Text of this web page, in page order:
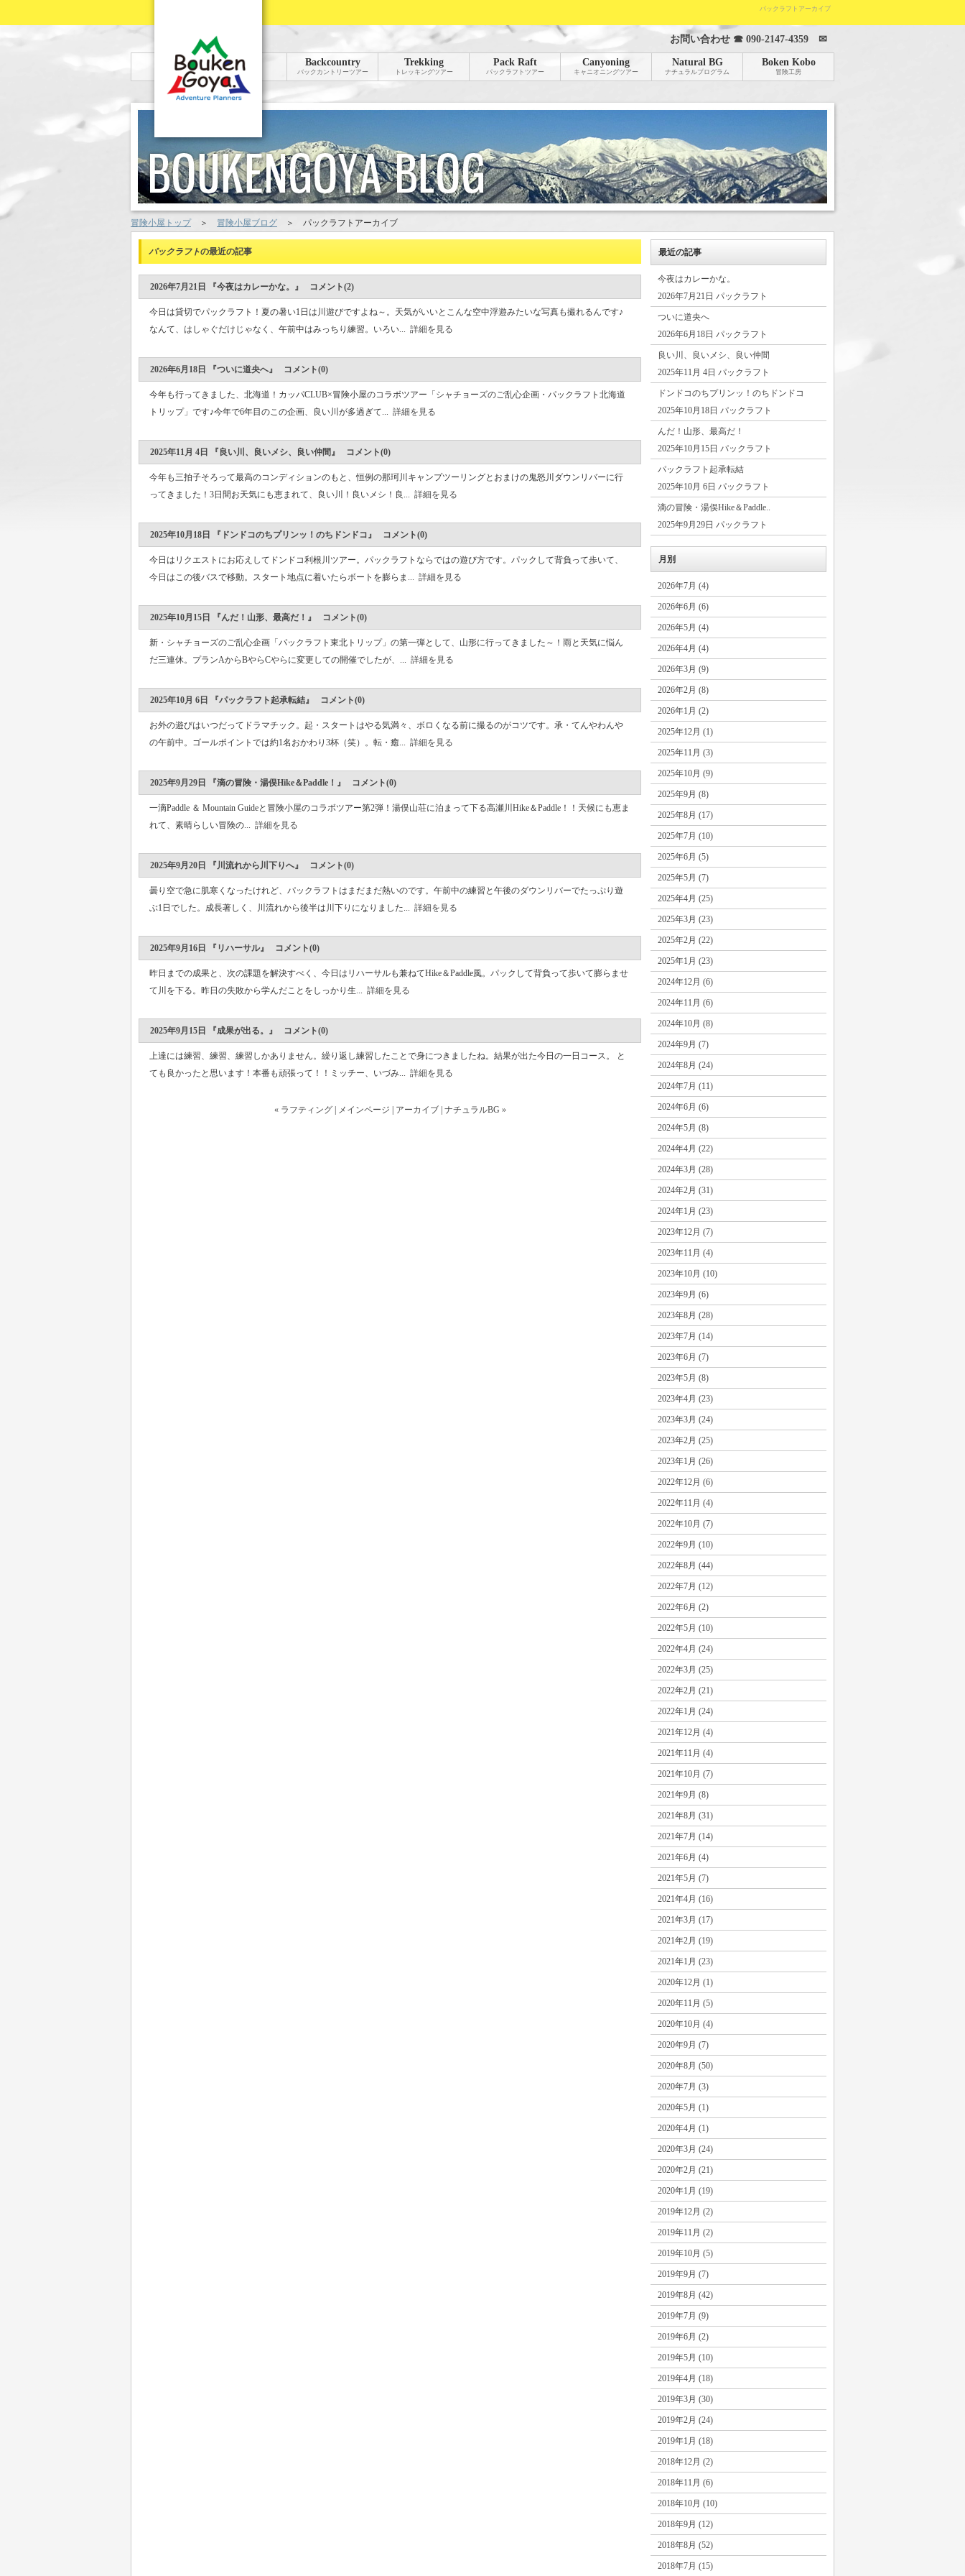
パックラフトアーカイブ
お問い合わせ ☎ 090-2147-4359 ✉
Backcountry
バックカントリーツアー
Trekking
トレッキングツアー
Pack Raft
パックラフトツアー
Canyoning
キャニオニングツアー
Natural BG
ナチュラルプログラム
Boken Kobo
冒険工房
冒険小屋トップ＞ 冒険小屋ブログ ＞ パックラフトアーカイブ
パックラフトの最近の記事
2026年7月21日 『今夜はカレーかな。』 コメント(2)
今日は貸切でパックラフト！夏の暑い1日は川遊びですよね～。天気がいいとこんな空中浮遊みたいな写真も撮れるんです♪
なんて、はしゃぐだけじゃなく、午前中はみっちり練習。いろい... 詳細を見る
2026年6月18日 『ついに道央へ』 コメント(0)
今年も行ってきました、北海道！カッパCLUB×冒険小屋のコラボツアー「シャチョーズのご乱心企画・パックラフト北海道
トリップ」です♪今年で6年目のこの企画、良い川が多過ぎて... 詳細を見る
2025年11月 4日 『良い川、良いメシ、良い仲間』 コメント(0)
今年も三拍子そろって最高のコンディションのもと、恒例の那珂川キャンプツーリングとおまけの鬼怒川ダウンリバーに行
ってきました！3日間お天気にも恵まれて、良い川！良いメシ！良... 詳細を見る
2025年10月18日 『ドンドコのちプリンッ！のちドンドコ』 コメント(0)
今日はリクエストにお応えしてドンドコ利根川ツアー。パックラフトならではの遊び方です。パックして背負って歩いて、
今日はこの後バスで移動。スタート地点に着いたらボートを膨らま... 詳細を見る
2025年10月15日 『んだ！山形、最高だ！』 コメント(0)
新・シャチョーズのご乱心企画「パックラフト東北トリップ」の第一弾として、山形に行ってきました～！雨と天気に悩ん
だ三連休。プランAからBやらCやらに変更しての開催でしたが、... 詳細を見る
2025年10月 6日 『パックラフト起承転結』 コメント(0)
お外の遊びはいつだってドラマチック。起・スタートはやる気満々、ボロくなる前に撮るのがコツです。承・てんやわんや
の午前中。ゴールポイントでは約1名おかわり3杯（笑）。転・癒... 詳細を見る
2025年9月29日 『滴の冒険・湯俣Hike＆Paddle！』 コメント(0)
一滴Paddle ＆ Mountain Guideと冒険小屋のコラボツアー第2弾！湯俣山荘に泊まって下る高瀬川Hike＆Paddle！！天候にも恵ま
れて、素晴らしい冒険の... 詳細を見る
2025年9月20日 『川流れから川下りへ』 コメント(0)
曇り空で急に肌寒くなったけれど、パックラフトはまだまだ熱いのです。午前中の練習と午後のダウンリバーでたっぷり遊
ぶ1日でした。成長著しく、川流れから後半は川下りになりました... 詳細を見る
2025年9月16日 『リハーサル』 コメント(0)
昨日までの成果と、次の課題を解決すべく、今日はリハーサルも兼ねてHike＆Paddle風。パックして背負って歩いて膨らませ
て川を下る。昨日の失敗から学んだことをしっかり生... 詳細を見る
2025年9月15日 『成果が出る。』 コメント(0)
上達には練習、練習、練習しかありません。繰り返し練習したことで身につきましたね。結果が出た今日の一日コース。 と
ても良かったと思います！本番も頑張って！！ミッチー、いづみ... 詳細を見る
« ラフティング| メインページ アーカイブ| ナチュラルBG »
最近の記事
今夜はカレーかな。
2026年7月21日 パックラフト
ついに道央へ
2026年6月18日 パックラフト
良い川、良いメシ、良い仲間
2025年11月 4日 パックラフト
ドンドコのちプリンッ！のちドンドコ
2025年10月18日 パックラフト
んだ！山形、最高だ！
2025年10月15日 パックラフト
パックラフト起承転結
2025年10月 6日 パックラフト
滴の冒険・湯俣Hike＆Paddle..
2025年9月29日 パックラフト
月別
2026年7月 (4)
2026年6月 (6)
2026年5月 (4)
2026年4月 (4)
2026年3月 (9)
2026年2月 (8)
2026年1月 (2)
2025年12月 (1)
2025年11月 (3)
2025年10月 (9)
2025年9月 (8)
2025年8月 (17)
2025年7月 (10)
2025年6月 (5)
2025年5月 (7)
2025年4月 (25)
2025年3月 (23)
2025年2月 (22)
2025年1月 (23)
2024年12月 (6)
2024年11月 (6)
2024年10月 (8)
2024年9月 (7)
2024年8月 (24)
2024年7月 (11)
2024年6月 (6)
2024年5月 (8)
2024年4月 (22)
2024年3月 (28)
2024年2月 (31)
2024年1月 (23)
2023年12月 (7)
2023年11月 (4)
2023年10月 (10)
2023年9月 (6)
2023年8月 (28)
2023年7月 (14)
2023年6月 (7)
2023年5月 (8)
2023年4月 (23)
2023年3月 (24)
2023年2月 (25)
2023年1月 (26)
2022年12月 (6)
2022年11月 (4)
2022年10月 (7)
2022年9月 (10)
2022年8月 (44)
2022年7月 (12)
2022年6月 (2)
2022年5月 (10)
2022年4月 (24)
2022年3月 (25)
2022年2月 (21)
2022年1月 (24)
2021年12月 (4)
2021年11月 (4)
2021年10月 (7)
2021年9月 (8)
2021年8月 (31)
2021年7月 (14)
2021年6月 (4)
2021年5月 (7)
2021年4月 (16)
2021年3月 (17)
2021年2月 (19)
2021年1月 (23)
2020年12月 (1)
2020年11月 (5)
2020年10月 (4)
2020年9月 (7)
2020年8月 (50)
2020年7月 (3)
2020年5月 (1)
2020年4月 (1)
2020年3月 (24)
2020年2月 (21)
2020年1月 (19)
2019年12月 (2)
2019年11月 (2)
2019年10月 (5)
2019年9月 (7)
2019年8月 (42)
2019年7月 (9)
2019年6月 (2)
2019年5月 (10)
2019年4月 (18)
2019年3月 (30)
2019年2月 (24)
2019年1月 (18)
2018年12月 (2)
2018年11月 (6)
2018年10月 (10)
2018年9月 (12)
2018年8月 (52)
2018年7月 (15)